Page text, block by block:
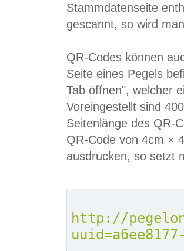
Stammdatenseite
gescannt, so wird
QR-Codes können
Seite eines Pegels
Tab öffnen", welcher
Voreingestellt sind
Seitenlänge des QR-
QR-Code von 4cm ×
ausdrucken, so setzt
http://